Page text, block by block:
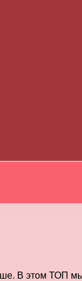
В этом ТОП